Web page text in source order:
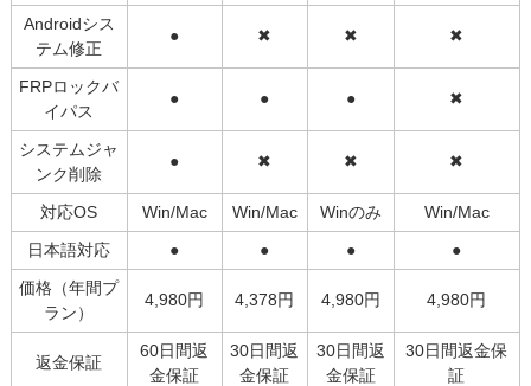
Androidシス
テム修正
● ✖ ✖ ✖
FRPロックバ
イパス
● ● ● ✖
システムジャ
ンク削除
● ✖ ✖ ✖
対応OS Win/Mac Win/Mac Winのみ
Win/Mac
日本語対応
● ● ●
●
価格（年間プ
ラン）
4,980円 4,378円 4,980円 4,980円
返金保証
60日間返
金保証
30日間返
金保証
30日間返
金保証
30日間返金保
証